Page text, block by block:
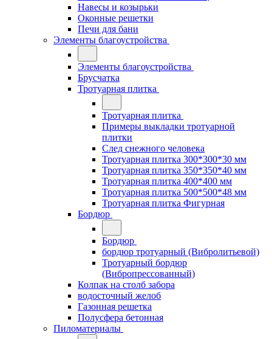
Навесы и козырьки
Оконные решетки
Печи для бани
Элементы благоустройства
Элементы благоустройства
Брусчатка
Тротуарная плитка
Тротуарная плитка
Примеры выкладки тротуарной
плитки
След снежного человека
Тротуарная плитка 300*300*30 мм
Тротуарная плитка 350*350*40 мм
Тротуарная плитка 400*400 мм
Тротуарная плитка 500*500*48 мм
Тротуарная плитка Фигурная
Бордюр
Бордюр
бордюр тротуарный (Вибролитьевой)
Тротуарный бордюр
(Вибропрессованный)
Колпак на столб забора
водосточный желоб
Газонная решетка
Полусфера бетонная
Пиломатериалы